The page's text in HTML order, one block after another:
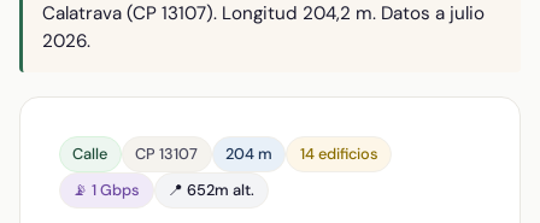
Calatrava (CP 13107). Longitud 204,2 m. Datos a julio
2026.
Calle CP 13107 204 m
14 edificios
📡 1 Gbps
📍 652m alt.